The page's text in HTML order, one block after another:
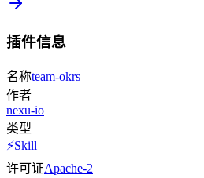
插件信息
名称team-okrs
作者
nexu-io
类型
⚡Skill
许可证Apache-2